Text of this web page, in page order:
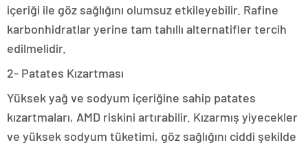
içeriği ile göz sağlığını olumsuz etkileyebilir. Rafine
karbonhidratlar yerine tam tahıllı alternatifler tercih
edilmelidir.
2- Patates Kızartması
Yüksek yağ ve sodyum içeriğine sahip patates
kızartmaları, AMD riskini artırabilir. Kızarmış yiyecekler
ve yüksek sodyum tüketimi, göz sağlığını ciddi şekilde